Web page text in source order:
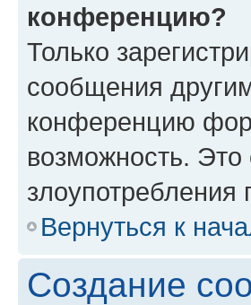
конференцию?
Только
сообщения
конференцию
возможность. Это
Вернуться к
Создание